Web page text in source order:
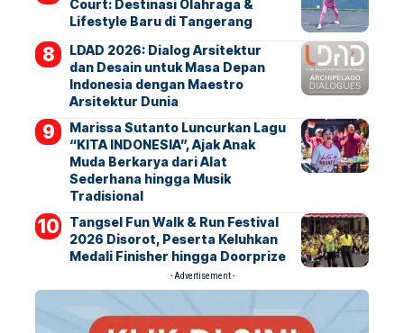
Court: Destinasi Olahraga &
Lifestyle Baru di Tangerang
LDAD 2026: Dialog Arsitektur
dan Desain untuk Masa Depan
Indonesia dengan Maestro
Arsitektur Dunia
Marissa Sutanto Luncurkan Lagu
“KITA INDONESIA”, Ajak Anak
Muda Berkarya dari Alat
Sederhana hingga Musik
Tradisional
Tangsel Fun Walk & Run Festival
2026 Disorot, Peserta Keluhkan
Medali Finisher hingga Doorprize
- Advertisement -